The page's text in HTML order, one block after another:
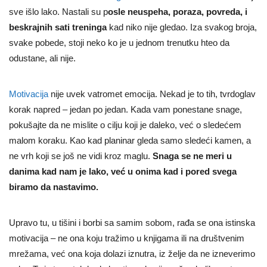
sve išlo lako. Nastali su posle neuspeha, poraza, povreda, i
beskrajnih sati treningakad niko nije gledao. Iza svakog broja,
svake pobede, stoji neko ko je u jednom trenutku hteo da
odustane, ali nije.
Motivacija nije uvek vatromet emocija. Nekad je to tih, tvrdoglav
korak napred – jedan po jedan. Kada vam ponestane snage,
pokušajte da ne mislite o cilju koji je daleko, već o sledećem
malom koraku. Kao kad planinar gleda samo sledeći kamen, a
ne vrh koji se još ne vidi kroz maglu. Snaga se ne meri u
danima kad nam je lako, već u onima kad i pored svega
biramo da nastavimo.
Upravo tu, u tišini i borbi sa samim sobom, rađa se ona istinska
motivacija – ne ona koju tražimo u knjigama ili na društvenim
mrežama, već ona koja dolazi iznutra, iz želje da ne izneverimo